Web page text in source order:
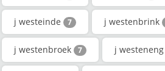
j westeinde 7 j westenbrink
j westenbroek 7 j westeneng